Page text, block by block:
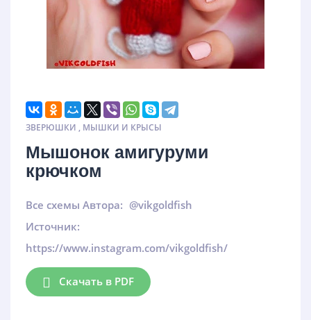
ЗВЕРЮШКИ , МЫШКИ И КРЫСЫ
Мышонок амигуруми
крючком
Все схемы Автора: @vikgoldfish
Источник:
https://www.instagram.com/vikgoldfish/
Скачать в PDF